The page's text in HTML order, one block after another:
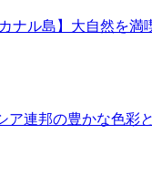
ナル島】大自然を満
ア連邦の豊かな色彩